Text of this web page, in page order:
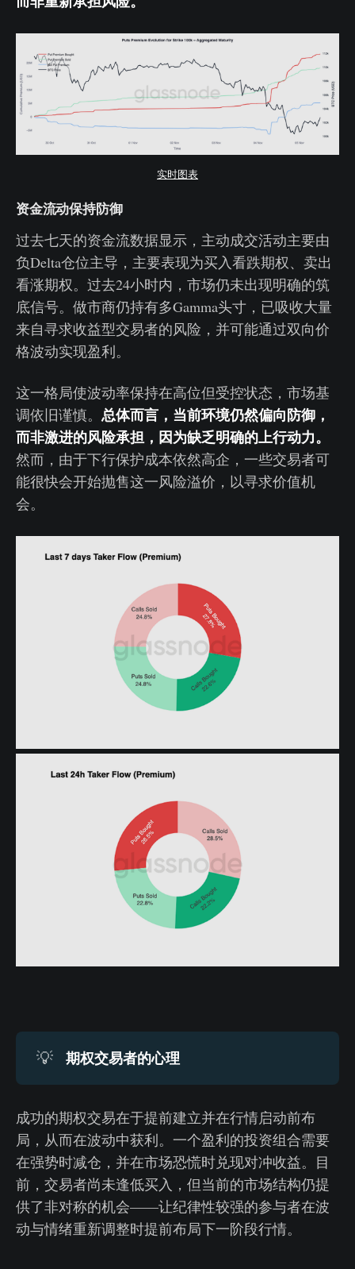
实时图表
资金流动保持防御
过去七天的资金流数据显示，主动成交活动主要由
负Delta仓位主导，主要表现为买入看跌期权、卖出
看涨期权。过去24小时内，市场仍未出现明确的筑
底信号。做市商仍持有多Gamma头寸，已吸收大量
来自寻求收益型交易者的风险，并可能通过双向价
格波动实现盈利。
这一格局使波动率保持在高位但受控状态，市场基
调依旧谨慎。 总体而言，当前环境仍然偏向防御，
而非激进的风险承担，因为缺乏明确的上行动力。
然而，由于下行保护成本依然高企，一些交易者可
能很快会开始抛售这一风险溢价，以寻求价值机
会。
💡 期权交易者的心理
成功的期权交易在于提前建立并在行情启动前布
局，从而在波动中获利。一个盈利的投资组合需要
在强势时减仓，并在市场恐慌时兑现对冲收益。目
前，交易者尚未逢低买入，但当前的市场结构仍提
供了非对称的机会——让纪律性较强的参与者在波
动与情绪重新调整时提前布局下一阶段行情。